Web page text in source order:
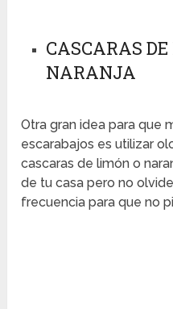
CASCARAS
NARANJA
Otra gran idea para que
escarabajos es utilizar
cascaras de limón o
de tu casa pero no
frecuencia para que no